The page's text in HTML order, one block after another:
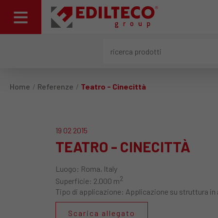
Home Referenze Teatro - Cinecittà
19 02 2015
TEATRO - CINECITTÀ
Luogo: Roma, Italy
Superficie: 2.000 m2
Tipo di applicazione: Applicazione su struttura in
Scarica allegato